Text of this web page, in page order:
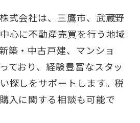
式会社は、三鷹市、武蔵野
心に不動産売買を行う地域
築・中古戸建、マンショ
ており、経験豊富なスタッ
探しをサポートします。税
入に関する相談も可能で